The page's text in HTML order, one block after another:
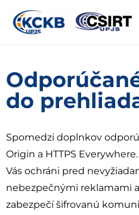
do
Spomedzi doplnkov
Origin a HTTPS
Vás ochráni pred
nebezpečnými reklamami
zabezpečí šifrovanú